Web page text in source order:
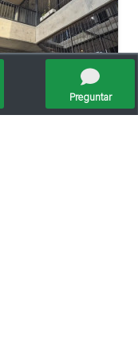
Venta Moderno Departamento/un Dormitorio/servicos
Preguntar